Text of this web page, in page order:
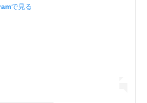
で見る